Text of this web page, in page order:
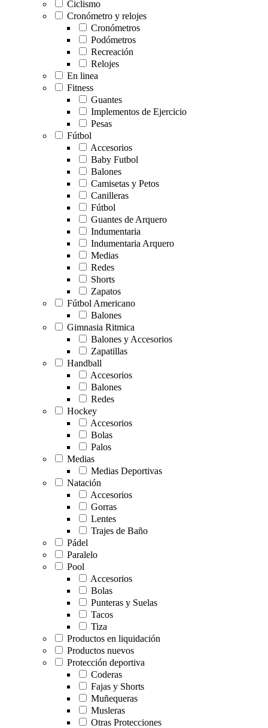
Ciclismo
Cronómetro y relojes
Cronómetros
Podómetros
Recreación
Relojes
En linea
Fitness
Guantes
Implementos de Ejercicio
Pesas
Fútbol
Accesorios
Baby Futbol
Balones
Camisetas y Petos
Canilleras
Fútbol
Guantes de Arquero
Indumentaria
Indumentaria Arquero
Medias
Redes
Shorts
Zapatos
Fútbol Americano
Balones
Gimnasia Ritmica
Balones y Accesorios
Zapatillas
Handball
Accesorios
Balones
Redes
Hockey
Accesorios
Bolas
Palos
Medias
Medias Deportivas
Natación
Accesorios
Gorras
Lentes
Trajes de Baño
Pádel
Paralelo
Pool
Accesorios
Bolas
Punteras y Suelas
Tacos
Tiza
Productos en liquidación
Productos nuevos
Protección deportiva
Coderas
Fajas y Shorts
Muñequeras
Musleras
Otras Protecciones